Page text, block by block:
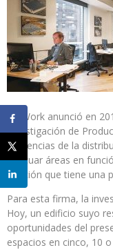
WeWork anunció en
Investigación de
tendencias de la
adecuar áreas en
relación que tiene una
Para esta firma, la
Hoy, un edificio suyo
oportunidades del
espacios en cinco, 10